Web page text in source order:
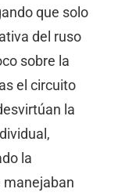
que solo
del ruso
sobre la
el circuito
la
la
manejaban